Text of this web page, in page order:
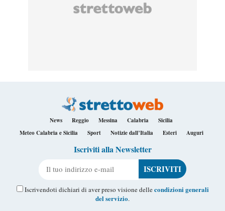
News Reggio Messina Calabria
Sicilia
Meteo Calabria e Sicilia
Sport Notizie dall’Italia Esteri Auguri
Iscriviti alla Newsletter
Iscrivendoti dichiari di aver preso visione dellecondizioni generali
del servizio.